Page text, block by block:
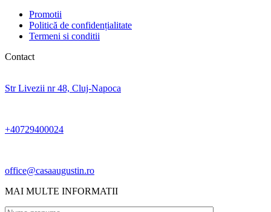
Promotii
Politică de confidențialitate
Termeni si conditii
Contact
Str Livezii nr 48, Cluj-Napoca
+40729400024
office@casaaugustin.ro
MAI MULTE INFORMATII